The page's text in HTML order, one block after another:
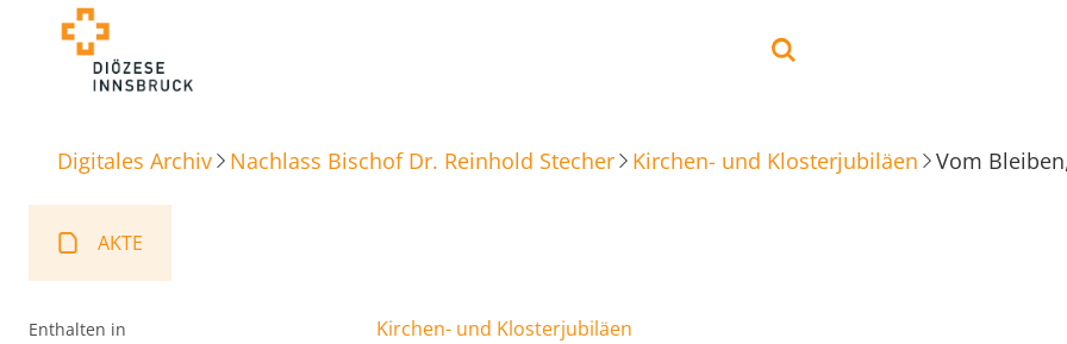
Digitales Archiv Nachlass Bischof Dr. Reinhold Stecher Kirchen- und Klosterjubiläen
AKTE
Enthalten in Kirchen- und Klosterjubiläen